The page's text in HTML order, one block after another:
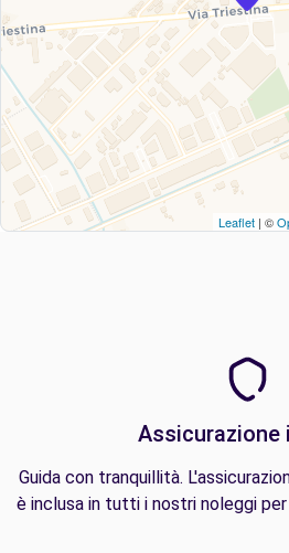
Leaflet | ©
Assicurazione
Guida con tranquillità.
è inclusa in tutti i nostri noleggi